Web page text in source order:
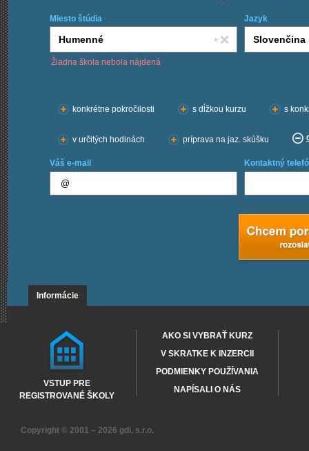
Miesto štúdia Jazyk
Žiadna škola nebola nájdená
konkrétne pokročilosti
s dĺžkou kurzu s
v určitých hodinách príprava na jaz. skúšku
Váš e-mail Kontaktný
Informácie
VSTUP PRE
REGISTROVANÉ ŠKOLY
AKO SI VYBRAŤ KURZ
V SKRATKE K INZERCII
PODMIENKY POUŽÍVANIA
NAPÍSALI O NÁS
Copyright © 2001 – 2026 gdi, s.r.o.